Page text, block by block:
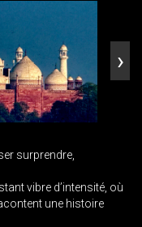
›
surprendre,
vibre d’intensité, où
une histoire